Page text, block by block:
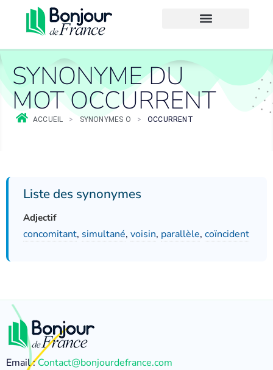
SYNONYME DU
MOT OCCURRENT
ACCUEIL > SYNONYMES O > OCCURRENT
Liste des synonymes
Adjectif
concomitant, simultané, voisin, parallèle, coïncident
Email :Contact@bonjourdefrance.com